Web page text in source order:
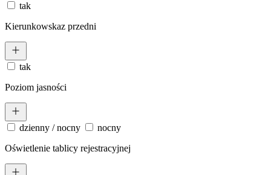
tak
Kierunkowskaz przedni
tak
Poziom jasności
dzienny / nocny
nocny
Oświetlenie tablicy rejestracyjnej